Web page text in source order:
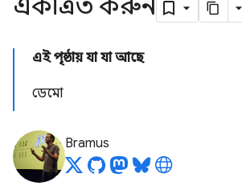
এই পৃষ্ঠায় যা যা আছে
ডেমো
Bramus